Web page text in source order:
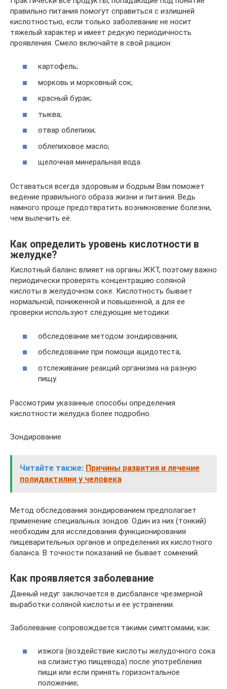
правильно питания помогут справиться с излишней
кислотностью, если только заболевание не носит
тяжелый характер и имеет редкую периодичность
проявления. Смело включайте в свой рацион:
картофель;
морковь и морковный сок;
красный бурак;
тыква;
отвар облепихи;
облепиховое масло;
щелочная минеральная вода.
Оставаться всегда здоровым и бодрым Вам поможет
ведение правильного образа жизни и питания. Ведь
намного проще предотвратить возникновение болезни,
чем вылечить её.
Как определить уровень кислотности в
желудке?
Кислотный баланс влияет на органы ЖКТ, поэтому важно
периодически проверять концентрацию соляной
кислоты в желудочном соке. Кислотность бывает
нормальной, пониженной и повышенной, а для ее
проверки используют следующие методики:
обследование методом зондирования;
обследование при помощи ацидотеста;
отслеживание реакций организма на разную
пищу.
Рассмотрим указанные способы определения
кислотности желудка более подробно.
Зондирование
Читайте также: Причины развития и лечение
полидактилии у человека
Метод обследования зондированием предполагает
применение специальных зондов. Один из них (тонкий)
необходим для исследования функционирования
пищеварительных органов и определения их кислотного
баланса. В точности показаний не бывает сомнений.
Как проявляется заболевание
Данный недуг заключается в дисбалансе чрезмерной
выработки соляной кислоты и ее устранении.
Заболевание сопровождается такими симптомами, как:
изжога (воздействие кислоты желудочного сока
на слизистую пищевода) после употребления
пищи или если принять горизонтальное
положение;